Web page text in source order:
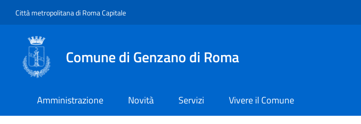
Città metropolitana di Roma Capitale
Comune di Genzano di Roma
Amministrazione Novità Servizi Vivere il Comune